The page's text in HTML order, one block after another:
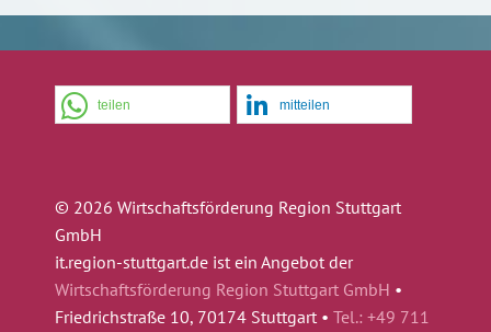
teilen mitteilen
© 2026 Wirtschaftsförderung Region Stuttgart
GmbH
it.region-stuttgart.de ist ein Angebot der
Wirtschaftsförderung Region Stuttgart GmbH •
Friedrichstraße 10, 70174 Stuttgart • Tel.: +49 711